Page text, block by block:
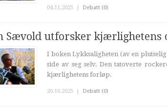
04.11.2025 | Debatt (0)
Sævold utforsker kjærlighetens
I boken Lykksaligheten (av en
side av seg selv. Den tatoverte
kjærlighetens forløp.
20.10.2025 Debatt (0)